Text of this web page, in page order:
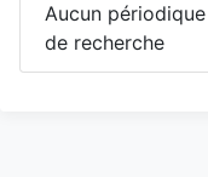
Aucun
de recherche